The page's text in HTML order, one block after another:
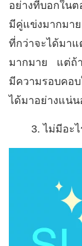
อย่างที่บอกใน
มีคู่แข่งมากมา
ที่กว่าจะได้มาแ
มากมาย แต่ถ้า
มีความรอบคอ
ได้มาอย่างแน่
ไม่มีอะ